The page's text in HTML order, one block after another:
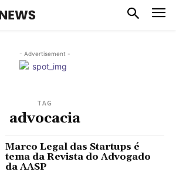
- Advertisement -
TAG
advocacia
Marco Legal das Startups é
tema da Revista do Advogado
da AASP